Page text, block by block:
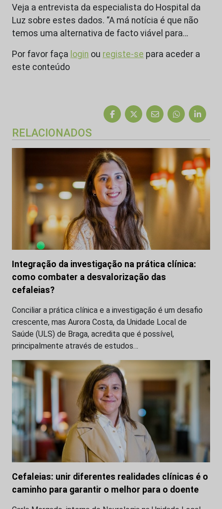
Veja a entrevista da especialista do Hospital da
Luz sobre estes dados. “A má notícia é que não
temos uma alternativa de facto viável para…
Por favor faça login ou registe-se para aceder a
este conteúdo
RELACIONADOS
Integração da investigação na prática clínica:
como combater a desvalorização das
cefaleias?
Conciliar a prática clínica e a investigação é um desafio
crescente, mas Aurora Costa, da Unidade Local de
Saúde (ULS) de Braga, acredita que é possível,
principalmente através de estudos…
Cefaleias: unir diferentes realidades clínicas é o
caminho para garantir o melhor para o doente